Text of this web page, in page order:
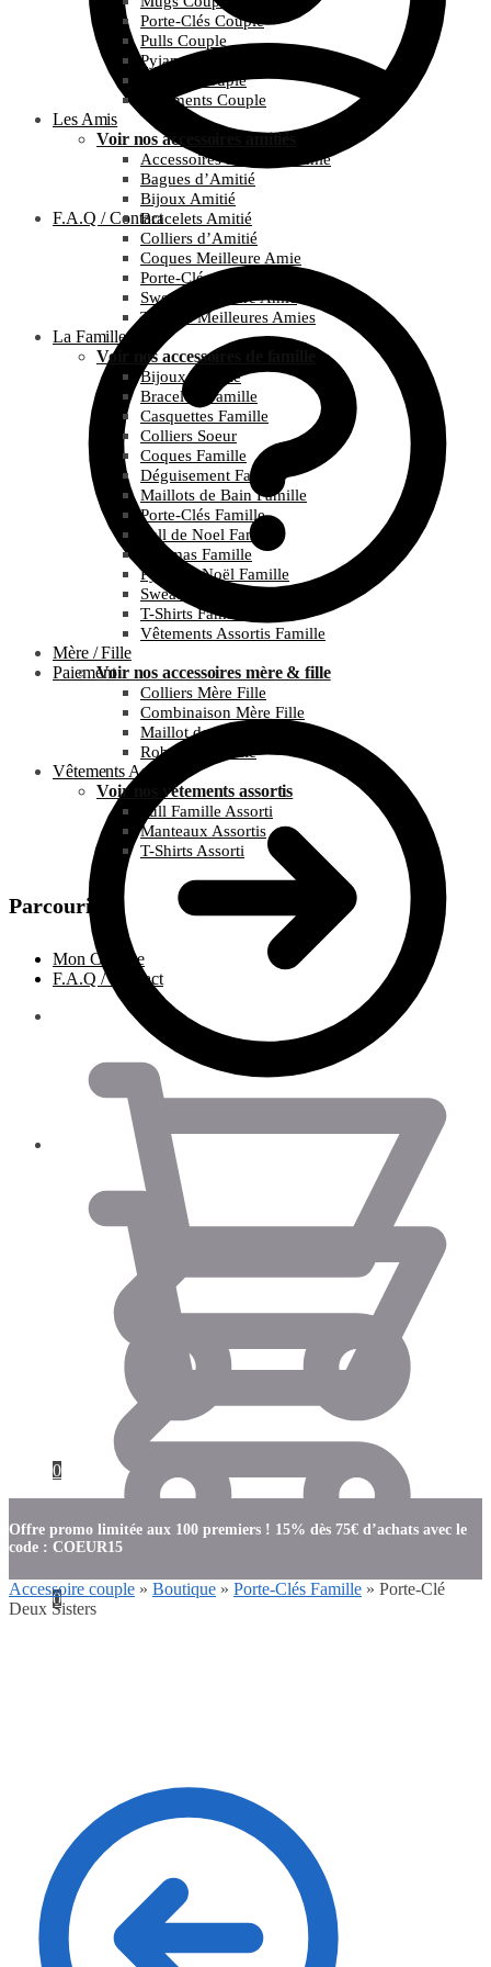
F.A.Q / Contact
Paiement
0
Porte-Clés Couple
Pulls Couple
Pyjamas Couple
T-Shirts Couple
Vêtements Couple
Les Amis
Voir nos accessoires amitiés
Accessoires Meilleure Amie
Bagues d’Amitié
Bijoux Amitié
Bracelets Amitié
Colliers d’Amitié
Coques Meilleure Amie
Porte-Clés Amitié
Sweats Meilleure Amie
T-Shirts Meilleures Amies
La Famille
Voir nos accessoires de famille
Bijoux Famille
Bracelets Famille
Casquettes Famille
Colliers Soeur
Coques Famille
Déguisement Famille
Maillots de Bain Famille
Porte-Clés Famille
Pull de Noel Famille
Pyjamas Famille
Pyjamas Noël Famille
Sweats Famille
T-Shirts Famille
Vêtements Assortis Famille
Mère / Fille
Voir nos accessoires mère & fille
Colliers Mère Fille
Combinaison Mère Fille
Maillot de bain Mère Fille
Robes Mère Fille
Vêtements Assortis
Voir nos vêtements assortis
Pull Famille Assorti
Manteaux Assortis
T-Shirts Assorti
Parcourir
Mon Compte
F.A.Q / Contact
0
Offre promo limitée aux 100 premiers ! 15% dès 75€ d’achats avec le
code : COEUR15
Accessoire couple » Boutique » Porte-Clés Famille » Porte-Clé
Deux Sisters